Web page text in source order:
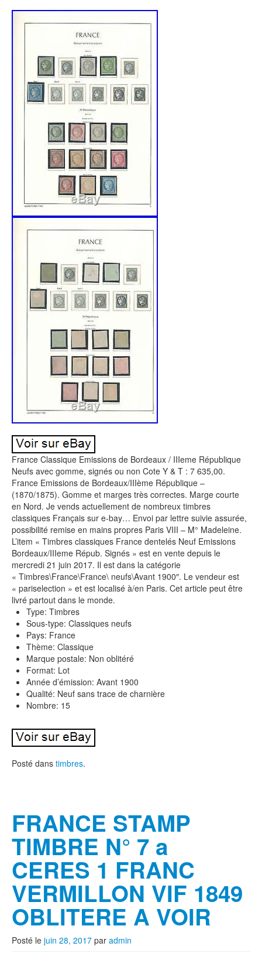
France Classique Emissions de Bordeaux / IIIeme République
Neufs avec gomme, signés ou non Cote Y & T : 7 635,00.
France Emissions de Bordeaux/IIIème République –
(1870/1875). Gomme et marges très correctes. Marge courte
en Nord. Je vends actuellement de nombreux timbres
classiques Français sur e-bay… Envoi par lettre suivie assurée,
possibilité remise en mains propres Paris VIII – M° Madeleine.
L’item « Timbres classiques France dentelés Neuf Emissions
Bordeaux/IIIeme Répub. Signés » est en vente depuis le
mercredi 21 juin 2017. Il est dans la catégorie
« Timbres\France\France\ neufs\Avant 1900″. Le vendeur est
« pariselection » et est localisé à/en Paris. Cet article peut être
livré partout dans le monde.
Type: Timbres
Sous-type: Classiques neufs
Pays: France
Thème: Classique
Marque postale: Non oblitéré
Format: Lot
Année d’émission: Avant 1900
Qualité: Neuf sans trace de charnière
Nombre: 15
Posté dans timbres.
FRANCE STAMP
TIMBRE N° 7 a
CERES 1 FRANC
VERMILLON VIF 1849
OBLITERE A VOIR
Posté le juin 28, 2017 par admin